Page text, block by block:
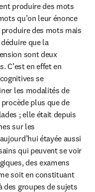
produire des mots
qu’on leur énonce
des mots mais
que la
sont deux
C’est en effet en
se
les modalités de
plus que de
; elle était depuis
sur les
étayée aussi
qui peuvent se voir
des examens
soit en constituant
des groupes de sujets